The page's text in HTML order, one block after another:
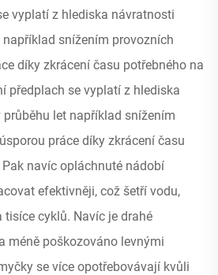
vyplatí z hlediska návratnosti
snížením provozních
díky zkrácení času potřebného na
předplach se vyplatí z hlediska
let například snížením
práce díky zkrácení času
navíc opláchnuté nádobí
efektivněji, což šetří vodu,
tisíce cyklů. Navíc je drahé
méně poškozováno levnými
se více opotřebovávají kvůli